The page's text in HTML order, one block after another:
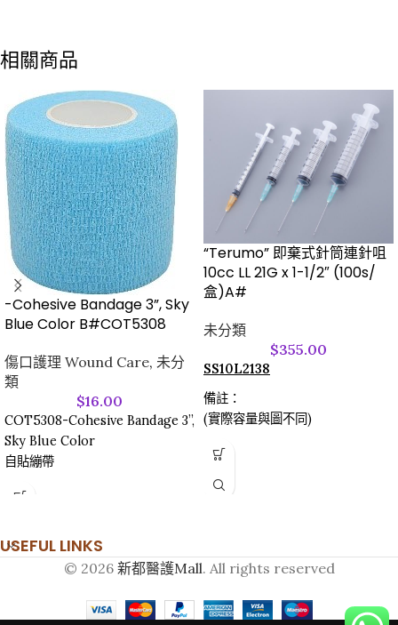
相關商品
-Cohesive Bandage 3”, Sky
Blue Color B#COT5308
傷口護理 Wound Care, 未分
類
$16.00
COT5308-Cohesive Bandage 3”,
Sky Blue Color
自貼繃帶
“Terumo” 即棄式針筒連針咀
10cc LL 21G x 1-1/2″ (100s/
盒)A#
未分類
$355.00
SS10L2138
備註：
(實際容量與圖不同)
USEFUL LINKS
© 2026 新都醫護Mall. All rights reserved